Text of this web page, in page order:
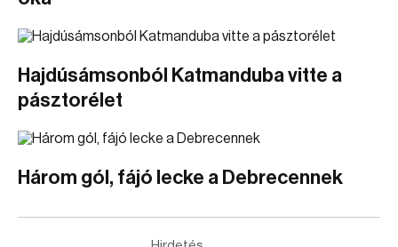
Hajdúsámsonból Katmanduba vitte a
pásztorélet
Három gól, fájó lecke a Debrecennek